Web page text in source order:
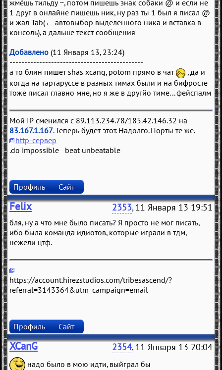
жмёшь тильду ~, потом пишешь знак собаки @ и если не
1 друг в онлайне пишешь ник, ну раз ты 1 был я писал @
и жал Tab(← автовыбор выделенного ника и вставка в
консоль), а дальше текст сообщения
Добавлено (11 Января 13, 23:24)
---------------------------------------------
а то блин пишет shas xcang, potom прямо в чат
, да и
когда на тартаруссе в разных тимах были и на бифросте
тоже писал главно мне, но я же в другйо тиме... фейспалм
Мой IP сменился с 89.113.234.78/185.42.146.32 на
83.167.1.167. Теперь будет этот. Надолго. Порты те же.
http-сервер
.do impossible beat unbeatable
Профиль Сайт
Felix 2353, 11 Января 13 19:51
бля, ну а что мне было писать? Я просто не мог писать,
ибо была команда идиотов, которые играли в тдм,
нежели цтф.
https://account.hirezstudios.com/tribesascend/?
referral=3143364&utm_campaign=email
Профиль Сайт
XCanG 2354, 11 Января 13 20:04
надо было в мою идти, выйграл бы